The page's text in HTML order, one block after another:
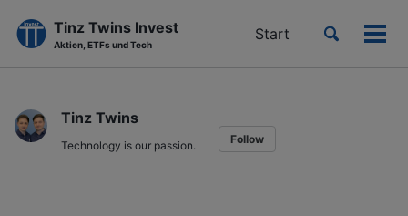
primary
navigation
content
footer
Tinz Twins Invest
Aktien, ETFs und Tech
Start
Toggle
Tinz Twins
Technology is our passion. Follow